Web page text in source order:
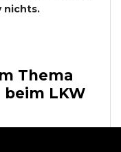
nichts.
Thema
LKW